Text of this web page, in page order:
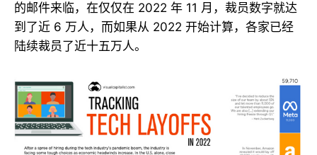
的邮件来临，在仅仅在 2022 年 11 月，裁员数字就达
到了近 6 万人，而如果从 2022 开始计算，各家已经
陆续裁员了近十五万人。